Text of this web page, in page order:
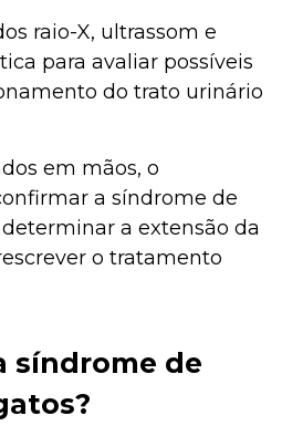
raio-X, ultrassom e
para avaliar possíveis
do trato urinário
em mãos, o
a síndrome de
a extensão da
o tratamento
síndrome de